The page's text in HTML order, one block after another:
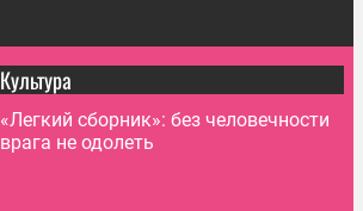
Культура
«Легкий сборник»: без человечности
врага не одолеть